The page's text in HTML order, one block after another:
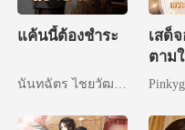
แค้นนี้ต้องชำระ
เสด็
ตาม
สักทีเ